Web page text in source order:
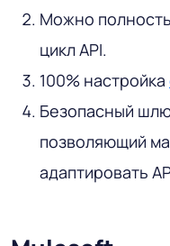
Можно
цикл API.
100% настройка
Безопасный
позволяющий
адаптировать